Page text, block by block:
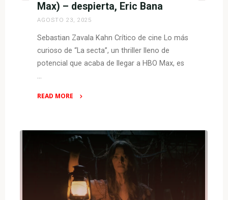
Max) – despierta, Eric Bana
AGOSTO 23, 2025
Sebastian Zavala Kahn Crítico de cine Lo más
curioso de “La secta”, un thriller lleno de
potencial que acaba de llegar a HBO Max, es
…
READ MORE
secta